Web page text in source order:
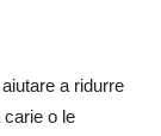
a ridurre
carie o le